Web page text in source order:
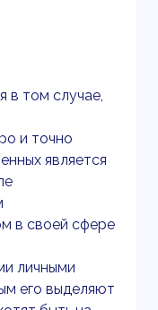
в том случае,
и точно
является
в своей сфере
личными
его выделяют